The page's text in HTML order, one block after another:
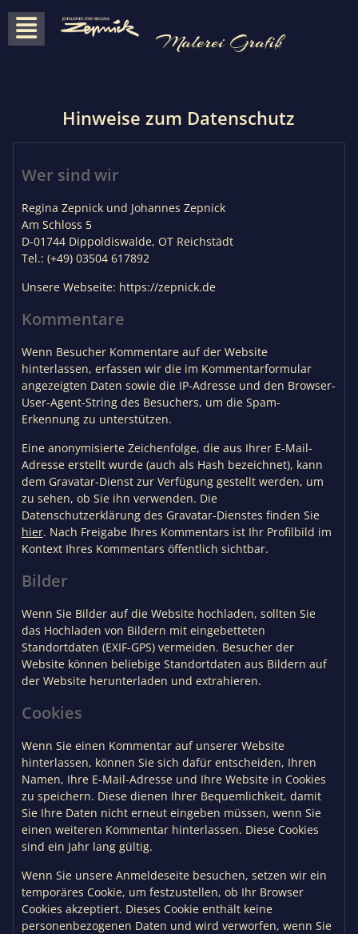
content
Malerei Grafik
Hinweise zum Datenschutz
Wer sind wir
Regina Zepnick und Johannes Zepnick
Am Schloss 5
D-01744 Dippoldiswalde, OT Reichstädt
Tel.: (+49) 03504 617892
Unsere Webseite: https://zepnick.de
Kommentare
Wenn Besucher Kommentare auf der Website
hinterlassen, erfassen wir die im Kommentarformular
angezeigten Daten sowie die IP-Adresse und den Browser-
User-Agent-String des Besuchers, um die Spam-
Erkennung zu unterstützen.
Eine anonymisierte Zeichenfolge, die aus Ihrer E-Mail-
Adresse erstellt wurde (auch als Hash bezeichnet), kann
dem Gravatar-Dienst zur Verfügung gestellt werden, um
zu sehen, ob Sie ihn verwenden. Die
Datenschutzerklärung des Gravatar-Dienstes finden Sie
hier. Nach Freigabe Ihres Kommentars ist Ihr Profilbild im
Kontext Ihres Kommentars öffentlich sichtbar.
Bilder
Wenn Sie Bilder auf die Website hochladen, sollten Sie
das Hochladen von Bildern mit eingebetteten
Standortdaten (EXIF-GPS) vermeiden. Besucher der
Website können beliebige Standortdaten aus Bildern auf
der Website herunterladen und extrahieren.
Cookies
Wenn Sie einen Kommentar auf unserer Website
hinterlassen, können Sie sich dafür entscheiden, Ihren
Namen, Ihre E-Mail-Adresse und Ihre Website in Cookies
zu speichern. Diese dienen Ihrer Bequemlichkeit, damit
Sie Ihre Daten nicht erneut eingeben müssen, wenn Sie
einen weiteren Kommentar hinterlassen. Diese Cookies
sind ein Jahr lang gültig.
Wenn Sie unsere Anmeldeseite besuchen, setzen wir ein
temporäres Cookie, um festzustellen, ob Ihr Browser
Cookies akzeptiert. Dieses Cookie enthält keine
personenbezogenen Daten und wird verworfen, wenn Sie